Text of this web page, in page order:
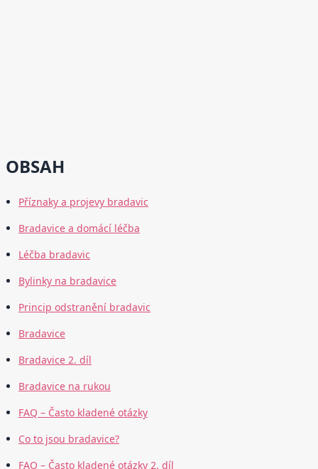
OBSAH
Příznaky a projevy bradavic
Bradavice a domácí léčba
Léčba bradavic
Bylinky na bradavice
Princip odstranění bradavic
Bradavice
Bradavice 2. díl
Bradavice na rukou
FAQ – Často kladené otázky
Co to jsou bradavice?
FAQ – Často kladené otázky 2. díl